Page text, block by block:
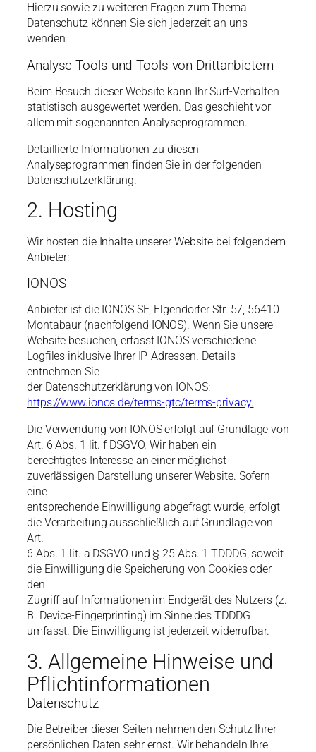
Hierzu sowie zu weiteren Fragen zum Thema
Datenschutz können Sie sich jederzeit an uns
wenden.
Analyse-Tools und Tools von Drittanbietern
Beim Besuch dieser Website kann Ihr Surf-Verhalten
statistisch ausgewertet werden. Das geschieht vor
allem mit sogenannten Analyseprogrammen.
Detaillierte Informationen zu diesen
Analyseprogrammen finden Sie in der folgenden
Datenschutzerklärung.
2. Hosting
Wir hosten die Inhalte unserer Website bei folgendem
Anbieter:
IONOS
Anbieter ist die IONOS SE, Elgendorfer Str. 57, 56410
Montabaur (nachfolgend IONOS). Wenn Sie unsere
Website besuchen, erfasst IONOS verschiedene
Logfiles inklusive Ihrer IP-Adressen. Details
entnehmen Sie
der Datenschutzerklärung von IONOS:
https://www.ionos.de/terms-gtc/terms-privacy.
Die Verwendung von IONOS erfolgt auf Grundlage von
Art. 6 Abs. 1 lit. f DSGVO. Wir haben ein
berechtigtes Interesse an einer möglichst
zuverlässigen Darstellung unserer Website. Sofern
eine
entsprechende Einwilligung abgefragt wurde, erfolgt
die Verarbeitung ausschließlich auf Grundlage von
Art.
6 Abs. 1 lit. a DSGVO und § 25 Abs. 1 TDDDG, soweit
die Einwilligung die Speicherung von Cookies oder
den
Zugriff auf Informationen im Endgerät des Nutzers (z.
B. Device-Fingerprinting) im Sinne des TDDDG
umfasst. Die Einwilligung ist jederzeit widerrufbar.
3. Allgemeine Hinweise und
Pflichtinformationen
Datenschutz
Die Betreiber dieser Seiten nehmen den Schutz Ihrer
persönlichen Daten sehr ernst. Wir behandeln Ihre